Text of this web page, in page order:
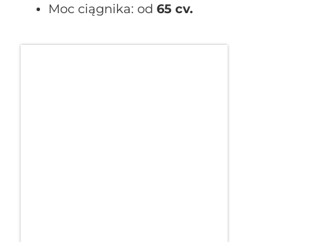
Moc ciągnika: od 65 cv.